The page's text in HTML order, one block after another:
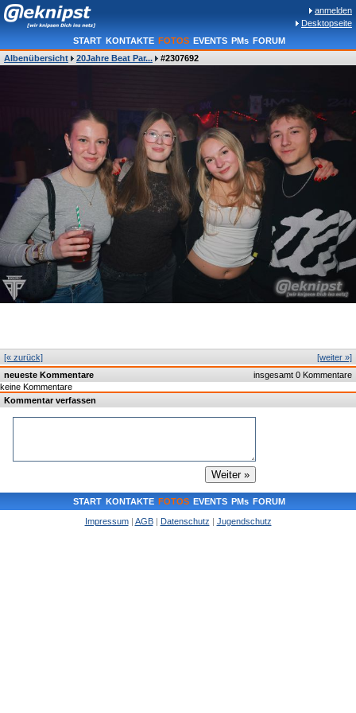
anmelden
Desktopseite
START KONTAKTE FOTOS EVENTS PMs FORUM
Albenübersicht
20Jahre Beat Par... #2307692
[weiter »]
[« zurück]
insgesamt 0 Kommentare
neueste Kommentare
keine Kommentare
Kommentar verfassen
START KONTAKTE FOTOS EVENTS PMs FORUM
Impressum| AGB| Datenschutz | Jugendschutz